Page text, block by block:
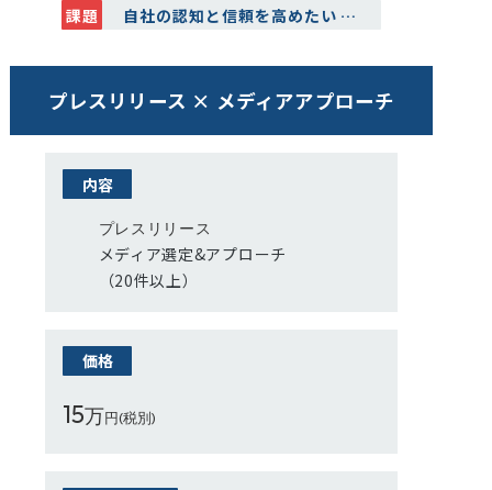
課題 自社の認知と信頼を高めたい …
プレスリリース × メディアアプローチ
内容
プレスリリース
メディア選定&アプローチ
（20件以上）
価格
15万円(税別)